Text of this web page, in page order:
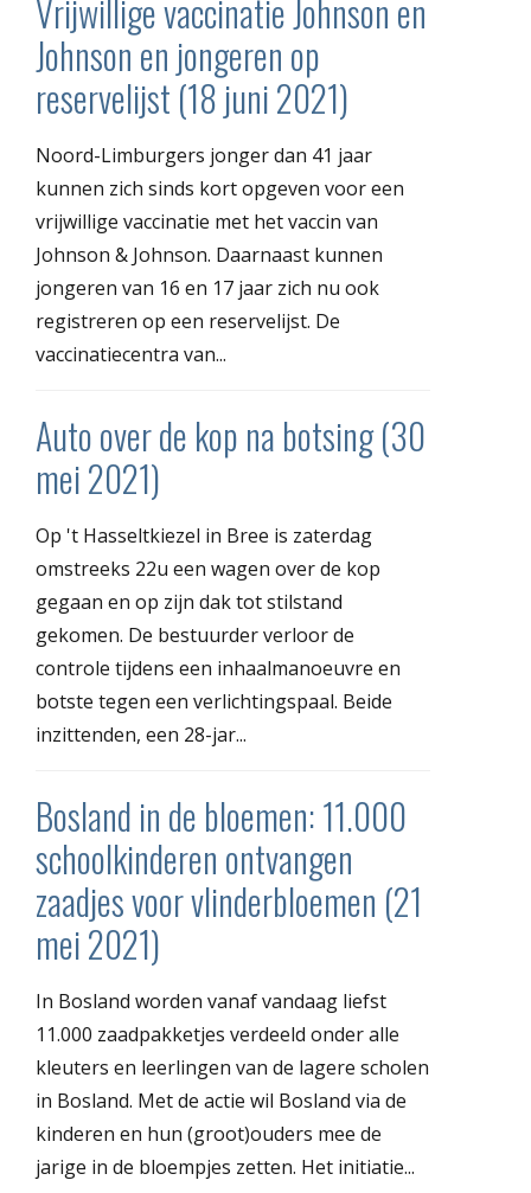
Vrijwillige vaccinatie Johnson en
Johnson en jongeren op
reservelijst (18 juni 2021)
Noord-Limburgers jonger dan 41 jaar
kunnen zich sinds kort opgeven voor een
vrijwillige vaccinatie met het vaccin van
Johnson & Johnson. Daarnaast kunnen
jongeren van 16 en 17 jaar zich nu ook
registreren op een reservelijst. De
vaccinatiecentra van...
Auto over de kop na botsing (30
mei 2021)
Op 't Hasseltkiezel in Bree is zaterdag
omstreeks 22u een wagen over de kop
gegaan en op zijn dak tot stilstand
gekomen. De bestuurder verloor de
controle tijdens een inhaalmanoeuvre en
botste tegen een verlichtingspaal. Beide
inzittenden, een 28-jar...
Bosland in de bloemen: 11.000
schoolkinderen ontvangen
zaadjes voor vlinderbloemen (21
mei 2021)
In Bosland worden vanaf vandaag liefst
11.000 zaadpakketjes verdeeld onder alle
kleuters en leerlingen van de lagere scholen
in Bosland. Met de actie wil Bosland via de
kinderen en hun (groot)ouders mee de
jarige in de bloempjes zetten. Het initiatie...